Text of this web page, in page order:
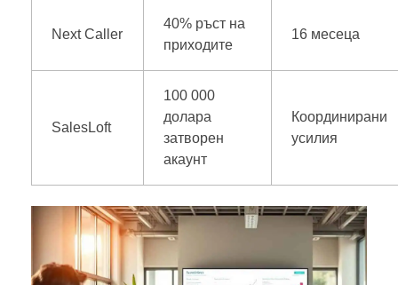
Next Caller
40% ръст на
приходите
16 месеца
SalesLoft
100 000
долара
затворен
акаунт
Координирани
усилия